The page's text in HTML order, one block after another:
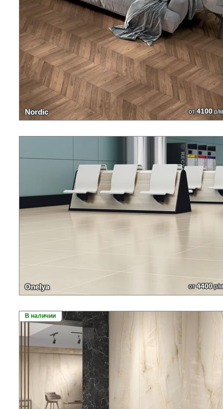
Nordic от4100р/
Onelya от4400р/
В наличии